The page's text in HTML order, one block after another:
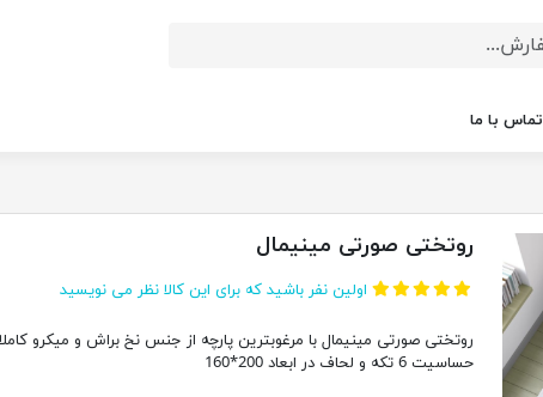
تماس با ما
روتختی صورتی مینیمال
اولین نفر باشید که برای این کالا نظر می نویسید
روتختی صورتی مینیمال با مرغوبترین پارچه از جنس نخ براش و میکرو
حساسیت 6 تکه و لحاف در ابعاد 200*160